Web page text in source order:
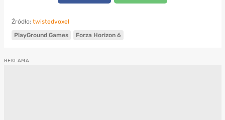
Źródło: twistedvoxel
PlayGround Games
Forza Horizon 6